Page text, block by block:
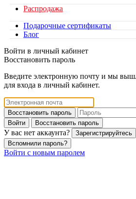
Распродажа
Подарочные сертификаты
Блог
Войти в личный кабинет
Восстановить пароль
Введите электронную почту и мы
для входа в личный кабинет.
Восстановить пароль
Войти
Восстановить пароль
У вас нет аккаунта?
Зарегистрируйтесь
Вспомнили пароль?
Войти с новым паролем